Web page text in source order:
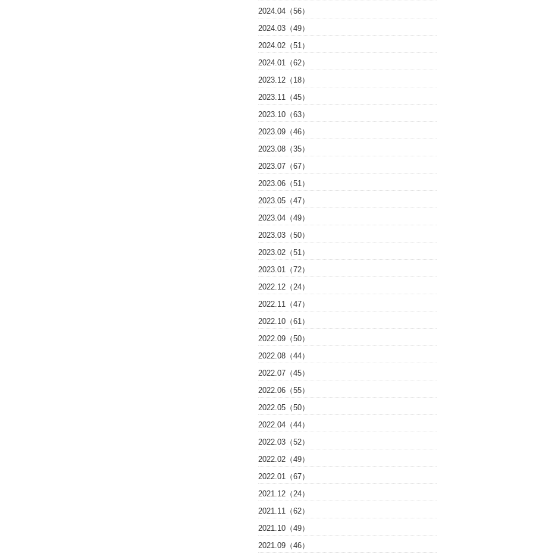
2024.04（56）
2024.03（49）
2024.02（51）
2024.01（62）
2023.12（18）
2023.11（45）
2023.10（63）
2023.09（46）
2023.08（35）
2023.07（67）
2023.06（51）
2023.05（47）
2023.04（49）
2023.03（50）
2023.02（51）
2023.01（72）
2022.12（24）
2022.11（47）
2022.10（61）
2022.09（50）
2022.08（44）
2022.07（45）
2022.06（55）
2022.05（50）
2022.04（44）
2022.03（52）
2022.02（49）
2022.01（67）
2021.12（24）
2021.11（62）
2021.10（49）
2021.09（46）